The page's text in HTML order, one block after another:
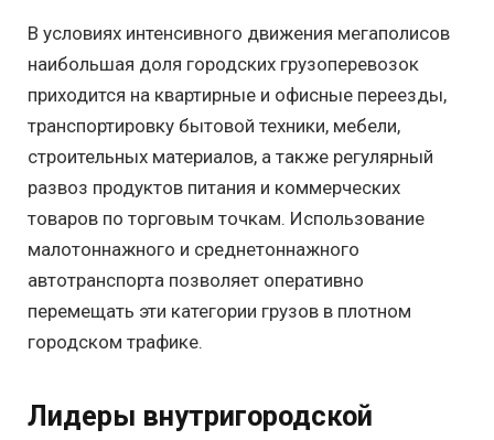
В условиях интенсивного движения мегаполисов
наибольшая доля городских грузоперевозок
приходится на квартирные и офисные переезды,
транспортировку бытовой техники, мебели,
строительных материалов, а также регулярный
развоз продуктов питания и коммерческих
товаров по торговым точкам. Использование
малотоннажного и среднетоннажного
автотранспорта позволяет оперативно
перемещать эти категории грузов в плотном
городском трафике.
Лидеры внутригородской